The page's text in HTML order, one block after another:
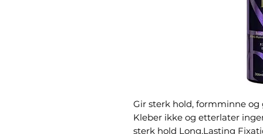
Gir sterk hold, formminne
Kleber ikke og etterlater
sterk hold Long,Lasting